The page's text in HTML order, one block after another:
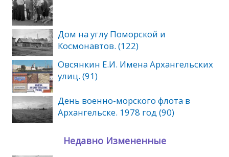
Дом на углу Поморской и
Космонавтов. (122)
Овсянкин Е.И. Имена Архангельских
улиц. (91)
День военно-морского флота в
Архангельске. 1978 год (90)
Недавно Измененные